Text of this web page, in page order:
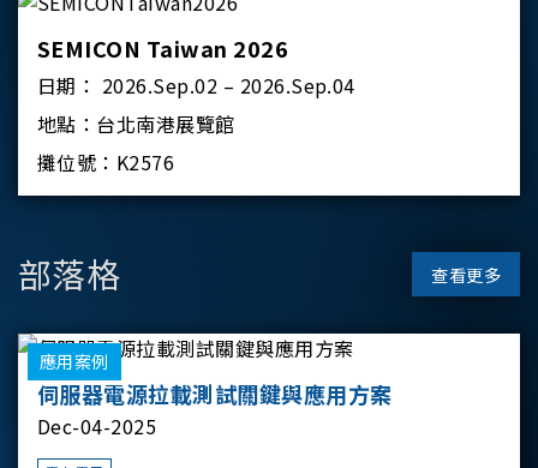
SEMICON Taiwan 2026
日期： 2026.Sep.02 – 2026.Sep.04
地點： 台北南港展覽館
攤位號： K2576
部落格 查看更多
應用案例
伺服器電源拉載測試關鍵與應用方案
Dec-04-2025